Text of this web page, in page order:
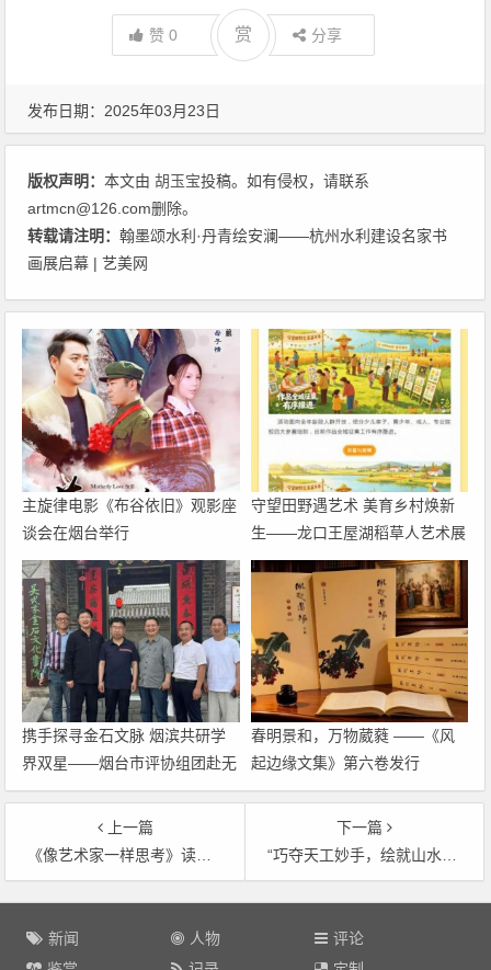
赞0 赏 分享
发布日期：2025年03月23日
版权声明：本文由 胡玉宝投稿。如有侵权，请联系
artmcn@126.com删除。
转载请注明：翰墨颂水利·丹青绘安澜——杭州水利建设名家书
画展启幕 | 艺美网
主旋律电影《布谷依旧》观影座
谈会在烟台举行
守望田野遇艺术 美育乡村焕新
生——龙口王屋湖稻草人艺术展
暨乡村美育嘉年华即将启幕
携手探寻金石文脉 烟滨共研学
界双星——烟台市评协组团赴无
棣开展王懿荣、吴式芬专项学术
春明景和，万物葳蕤 ——《风
起边缘文集》第六卷发行
上一篇
《像艺术家一样思考》读书会在北京举办
下一篇
“巧夺天工妙手，绘就山水人家境”——余玲副教授
文
新闻 人物
评论